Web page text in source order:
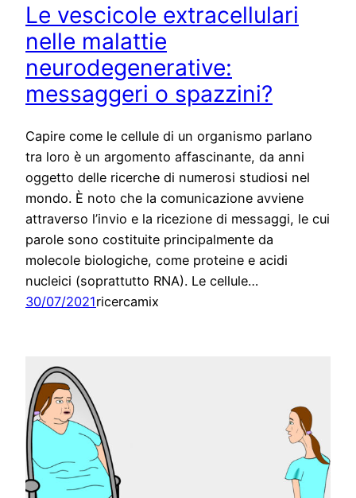
Le vescicole extracellulari
nelle malattie
neurodegenerative:
messaggeri o spazzini?
Capire come le cellule di un organismo parlano
tra loro è un argomento affascinante, da anni
oggetto delle ricerche di numerosi studiosi nel
mondo. È noto che la comunicazione avviene
attraverso l’invio e la ricezione di messaggi, le cui
parole sono costituite principalmente da
molecole biologiche, come proteine e acidi
nucleici (soprattutto RNA). Le cellule…
30/07/2021ricercamix